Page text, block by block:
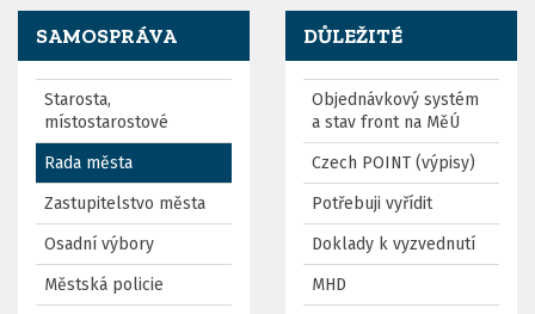
SAMOSPRÁVA
Starosta,
místostarostové
Rada města
Zastupitelstvo města
Osadní výbory
Městská policie
DŮLEŽITÉ
Objednávkový systém
a stav front na MěÚ
Czech POINT (výpisy)
Potřebuji vyřídit
Doklady k vyzvednutí
MHD